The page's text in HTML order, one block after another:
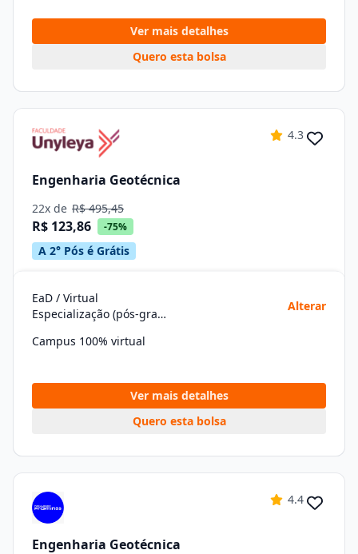
Ver mais detalhes
Quero esta bolsa
4.3
Engenharia Geotécnica
22x de R$ 495,45
R$ 123,86 -75%
A 2° Pós é Grátis
EaD / Virtual
Especialização (pós-graduação)
Alterar
Campus 100% virtual
Ver mais detalhes
Quero esta bolsa
4.4
Engenharia Geotécnica